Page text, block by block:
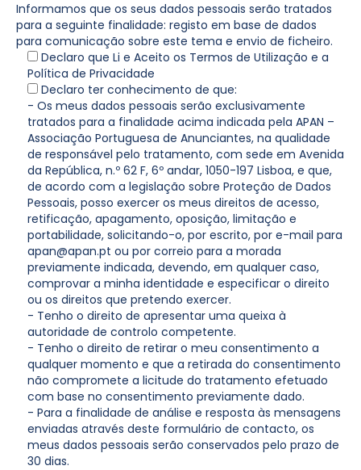
Informamos que os seus dados pessoais serão tratados
para a seguinte finalidade: registo em base de dados
para comunicação sobre este tema e envio de ficheiro.
Declaro que Li e Aceito os Termos de Utilização e a
Política de Privacidade
Declaro ter conhecimento de que:
- Os meus dados pessoais serão exclusivamente
tratados para a finalidade acima indicada pela APAN –
Associação Portuguesa de Anunciantes, na qualidade
de responsável pelo tratamento, com sede em Avenida
da República, n.º 62 F, 6º andar, 1050-197 Lisboa, e que,
de acordo com a legislação sobre Proteção de Dados
Pessoais, posso exercer os meus direitos de acesso,
retificação, apagamento, oposição, limitação e
portabilidade, solicitando-o, por escrito, por e-mail para
apan@apan.pt ou por correio para a morada
previamente indicada, devendo, em qualquer caso,
comprovar a minha identidade e especificar o direito
ou os direitos que pretendo exercer.
- Tenho o direito de apresentar uma queixa à
autoridade de controlo competente.
- Tenho o direito de retirar o meu consentimento a
qualquer momento e que a retirada do consentimento
não compromete a licitude do tratamento efetuado
com base no consentimento previamente dado.
- Para a finalidade de análise e resposta às mensagens
enviadas através deste formulário de contacto, os
meus dados pessoais serão conservados pelo prazo de
30 dias.